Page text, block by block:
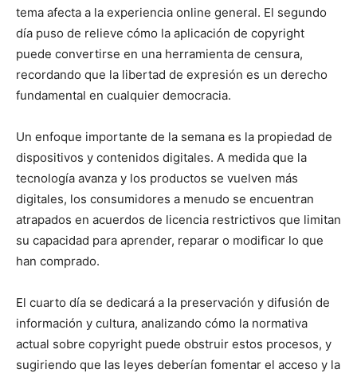
tema afecta a la experiencia online general. El segundo
día puso de relieve cómo la aplicación de copyright
puede convertirse en una herramienta de censura,
recordando que la libertad de expresión es un derecho
fundamental en cualquier democracia.
Un enfoque importante de la semana es la propiedad de
dispositivos y contenidos digitales. A medida que la
tecnología avanza y los productos se vuelven más
digitales, los consumidores a menudo se encuentran
atrapados en acuerdos de licencia restrictivos que limitan
su capacidad para aprender, reparar o modificar lo que
han comprado.
El cuarto día se dedicará a la preservación y difusión de
información y cultura, analizando cómo la normativa
actual sobre copyright puede obstruir estos procesos, y
sugiriendo que las leyes deberían fomentar el acceso y la